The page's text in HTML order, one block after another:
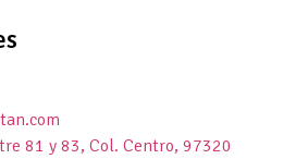
81 y 83, Col. Centro, 97320